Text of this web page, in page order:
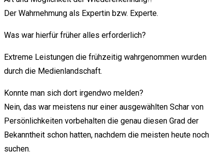
Der Wahrnehmung als Expertin bzw. Experte.
Was war hierfür früher alles erforderlich?
Extreme Leistungen die frühzeitig wahrgenommen wurden
durch die Medienlandschaft.
Konnte man sich dort irgendwo melden?
Nein, das war meistens nur einer ausgewählten Schar von
Persönlichkeiten vorbehalten die genau diesen Grad der
Bekanntheit schon hatten, nachdem die meisten heute noch
suchen.